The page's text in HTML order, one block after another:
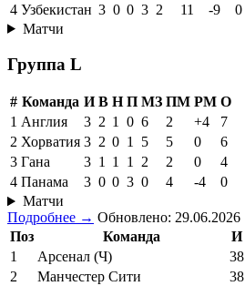
4 Узбекистан 3 0 0 3 2 11 -9
0
Матчи
Группа L
# Команда И В Н П МЗ ПМ РМ О
1 Англия 3 2 1 0 6 2 +4
7
2 Хорватия 3 2 0 1 5 5 0
6
3 Гана 3 1 1 1 2 2 0
4
4 Панама 3 0 0 3 0 4 -4
0
Матчи
Подробнее → Обновлено: 29.06.2026
Поз
Команда И
1
Арсенал (Ч) 38
2
Манчестер Сити 38